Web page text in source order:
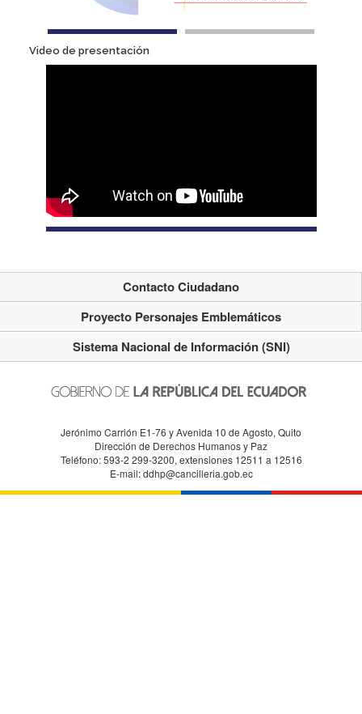
Video de presentación
Contacto Ciudadano
Proyecto Personajes Emblemáticos
Sistema Nacional de Información (SNI)
Jerónimo Carrión E1-76 y Avenida 10 de Agosto, Quito
Dirección de Derechos Humanos y Paz
Teléfono: 593-2 299-3200, extensiones 12511 a 12516
E-mail: ddhp@cancilleria.gob.ec